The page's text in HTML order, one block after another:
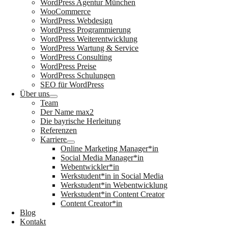
WordPress Agentur München
WooCommerce
WordPress Webdesign
WordPress Programmierung
WordPress Weiterentwicklung
WordPress Wartung & Service
WordPress Consulting
WordPress Preise
WordPress Schulungen
SEO für WordPress
Über uns
Team
Der Name max2
Die bayrische Herleitung
Referenzen
Karriere
Online Marketing Manager*in
Social Media Manager*in
Webentwickler*in
Werkstudent*in in Social Media
Werkstudent*in Webentwicklung
Werkstudent*in Content Creator
Content Creator*in
Blog
Kontakt